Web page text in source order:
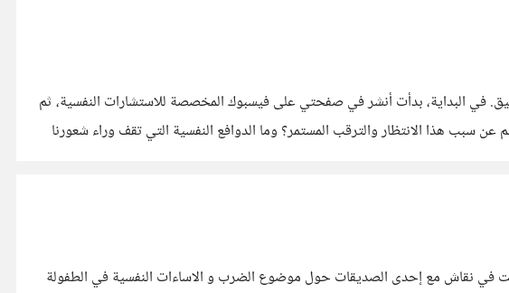
في البداية، بدأت أنشر في صفحتي على فيسبوك المخصصة للاستشارات النفسية، ثم
هذا الانتظار والترقب المستمر؟ وما الدوافع النفسية التي تقف وراء شعورنا
في نقاش مع إحدى الصديقات حول موضوع الضرب و الاساءات النفسية في الطفولة